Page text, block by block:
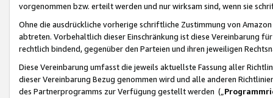
vorgenommen bzw. erteilt werden und nur wirksam sind, wenn sie
Ohne die ausdrückliche vorherige schriftliche Zustimmung von
abtreten. Vorbehaltlich dieser Einschränkung ist diese Vereinbarung
rechtlich bindend, gegenüber den Parteien und ihren jeweiligen
Diese Vereinbarung umfasst die jeweils aktuellste Fassung aller
dieser Vereinbarung Bezug genommen wird und alle anderen
des Partnerprogramms zur Verfügung gestellt werden („